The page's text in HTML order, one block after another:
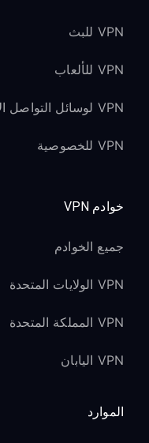
VPN للبث
VPN للألعاب
VPN لوسائل التواصل الاجتماعي
VPN للخصوصية
خوادم VPN
جميع الخوادم
VPN الولايات المتحدة
VPN المملكة المتحدة
VPN اليابان
الموارد